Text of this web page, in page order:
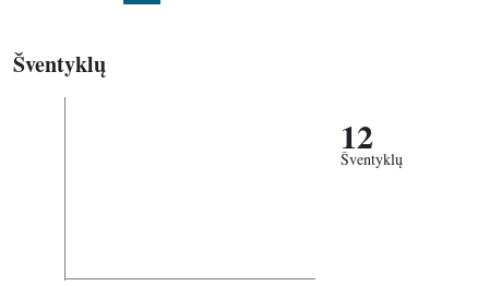
Šventyklų
12
Šventyklų